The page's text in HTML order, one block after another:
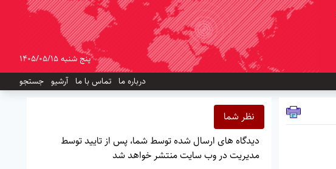
پنج شنبه 1405/05/15
درباره ما تماس با ما آرشیو جستجو
نظر شما
دیدگاه های ارسال شده توسط شما، پس از تایید توسط
مدیریت در وب سایت منتشر خواهد شد